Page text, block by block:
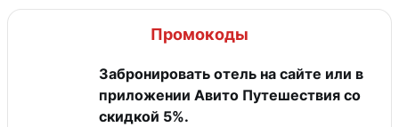
Промокоды
Забронировать отель на сайте или в
приложении Авито Путешествия со
скидкой 5%.